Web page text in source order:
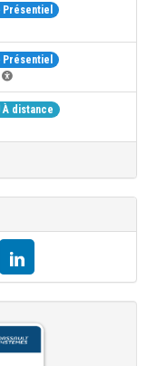
Présentiel
Présentiel
À distance